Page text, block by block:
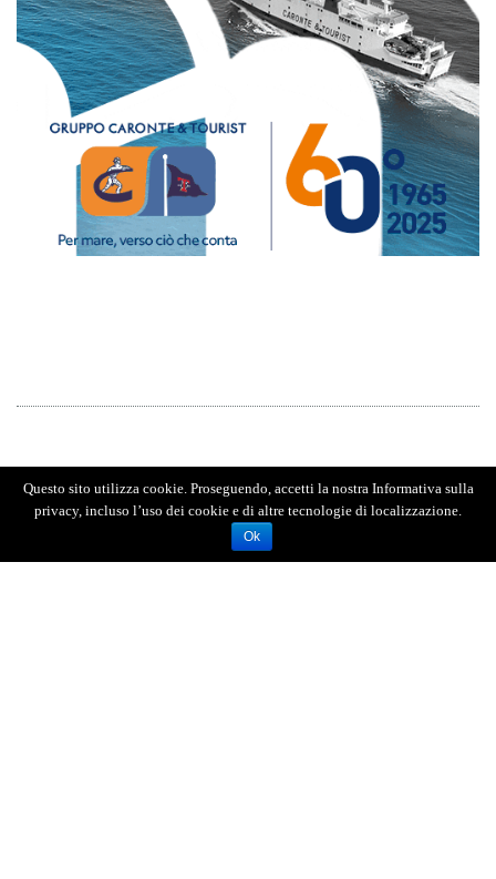
Questo sito utilizza cookie. Proseguendo, accetti la nostra Informativa sulla
privacy, incluso l’uso dei cookie e di altre tecnologie di localizzazione.
Ok